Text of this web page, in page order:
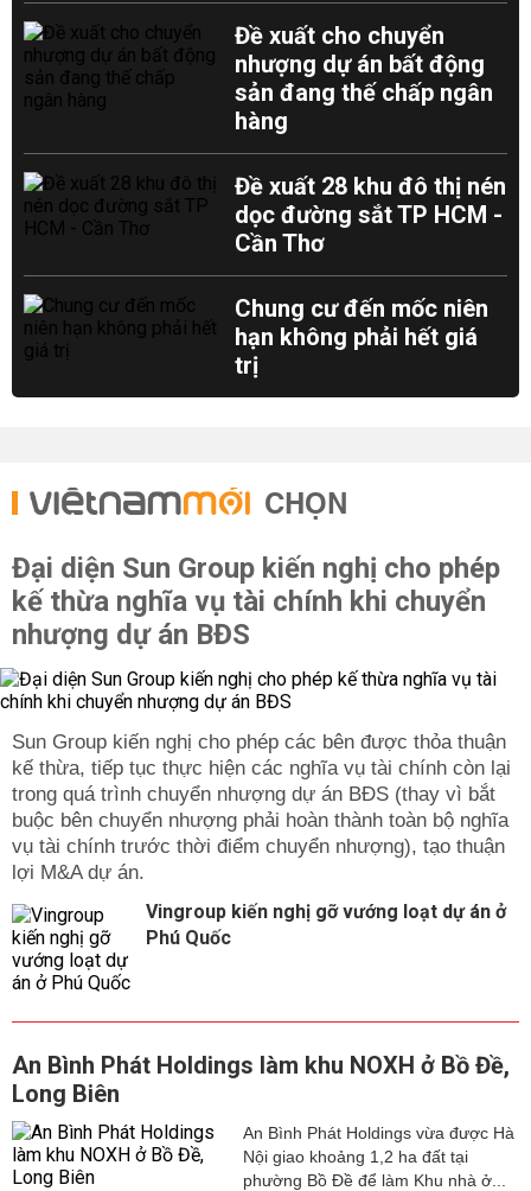
Đề xuất cho chuyển
nhượng dự án bất động
sản đang thế chấp ngân
hàng
Đề xuất 28 khu đô thị nén
dọc đường sắt TP HCM -
Cần Thơ
Chung cư đến mốc niên
hạn không phải hết giá
trị
CHỌN
Đại diện Sun Group kiến nghị cho phép
kế thừa nghĩa vụ tài chính khi chuyển
nhượng dự án BĐS
Sun Group kiến nghị cho phép các bên được thỏa thuận
kế thừa, tiếp tục thực hiện các nghĩa vụ tài chính còn lại
trong quá trình chuyển nhượng dự án BĐS (thay vì bắt
buộc bên chuyển nhượng phải hoàn thành toàn bộ nghĩa
vụ tài chính trước thời điểm chuyển nhượng), tạo thuận
lợi M&A dự án.
Vingroup kiến nghị gỡ vướng loạt dự án ở
Phú Quốc
An Bình Phát Holdings làm khu NOXH ở Bồ Đề,
Long Biên
An Bình Phát Holdings vừa được Hà
Nội giao khoảng 1,2 ha đất tại
phường Bồ Đề để làm Khu nhà ở...